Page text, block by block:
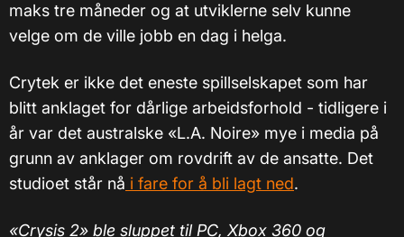
maks tre måneder og at utviklerne selv kunne
velge om de ville jobb en dag i helga.
Crytek er ikke det eneste spillselskapet som har
blitt anklaget for dårlige arbeidsforhold - tidligere i
år var det australske «L.A. Noire» mye i media på
grunn av anklager om rovdrift av de ansatte. Det
studioet står nå i fare for å bli lagt ned.
«Crysis 2» ble sluppet til PC, Xbox 360 og